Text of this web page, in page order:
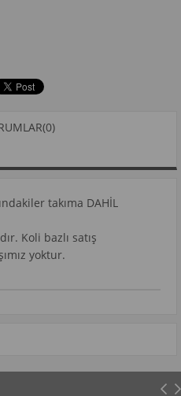
(0)
takıma DAHİL
Koli bazlı satış
yoktur.